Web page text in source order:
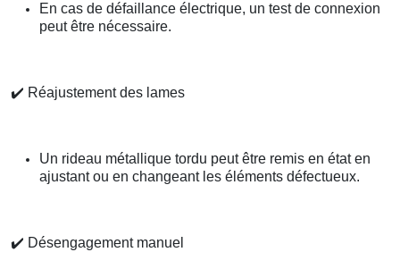
En cas de défaillance électrique, un test de connexion
peut être nécessaire.
✔️ Réajustement des lames
Un rideau métallique tordu peut être remis en état en
ajustant ou en changeant les éléments défectueux.
✔️ Désengagement manuel